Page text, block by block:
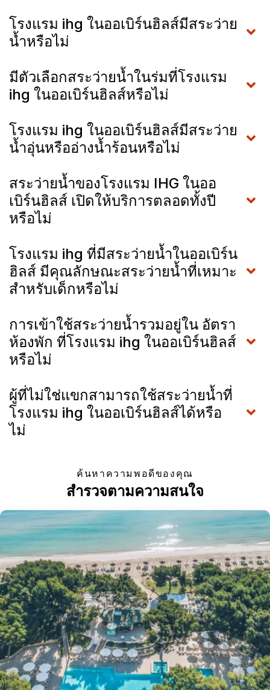
โรงแรม ihg ในออเบิร์นฮิลส์มีสระว่าย
น้ำหรือไม่
มีตัวเลือกสระว่ายน้ำในร่มที่โรงแรม
ihg ในออเบิร์นฮิลส์หรือไม่
โรงแรม ihg ในออเบิร์นฮิลส์มีสระว่าย
น้ำอุ่นหรืออ่างน้ำร้อนหรือไม่
สระว่ายน้ำของโรงแรม IHG ในออ
เบิร์นฮิลส์ เปิดให้บริการตลอดทั้งปี
หรือไม่
โรงแรม ihg ที่มีสระว่ายน้ำในออเบิร์น
ฮิลส์ มีคุณลักษณะสระว่ายน้ำที่เหมาะ
สำหรับเด็กหรือไม่
การเข้าใช้สระว่ายน้ำรวมอยู่ใน อัตรา
ห้องพัก ที่โรงแรม ihg ในออเบิร์นฮิลส์
หรือไม่
ผู้ที่ไม่ใช่แขกสามารถใช้สระว่ายน้ำที่
โรงแรม ihg ในออเบิร์นฮิลส์ได้หรือ
ไม่
ค้นหาความพอดีของคุณ
สำรวจตามความสนใจ